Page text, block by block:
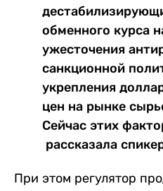
обменного курса
ужесточения
санкционной
укрепления
цен на рынке
Сейчас этих
рассказала
При этом регулятор